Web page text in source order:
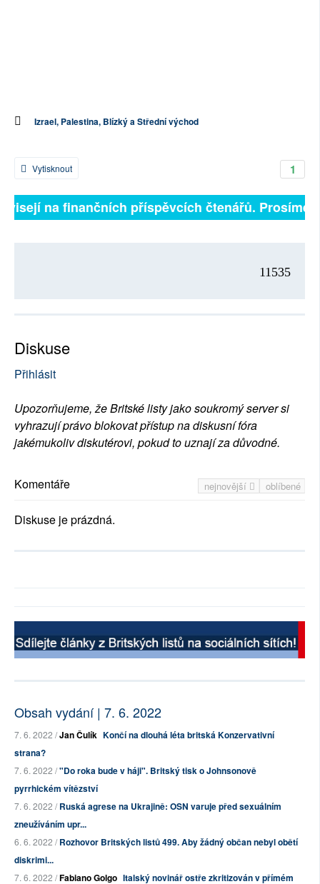
Izrael, Palestina, Blízký a Střední východ
1
Vytisknout
na finančních příspěvcích čtenářů. Prosíme,
11535
Diskuse
Přihlásit
Upozorňujeme, že Britské listy jako soukromý server si
vyhrazují právo blokovat přístup na diskusní fóra
jakémukoliv diskutérovi, pokud to uznají za důvodné.
nejnovější oblíbené
Komentáře
Diskuse je prázdná.
Obsah vydání | 7. 6. 2022
7. 6. 2022 /Jan Čulík Končí na dlouhá léta britská Konzervativní
strana?
7. 6. 2022 /"Do roka bude v háji". Britský tisk o Johnsonově
pyrrhickém vítězství
7. 6. 2022 /Ruská agrese na Ukrajině: OSN varuje před sexuálním
zneužíváním upr...
6. 6. 2022 /Rozhovor Britských listů 499. Aby žádný občan nebyl obětí
diskrimi...
7. 6. 2022 /Fabiano Golgo Italský novinář ostře zkritizován v přímém